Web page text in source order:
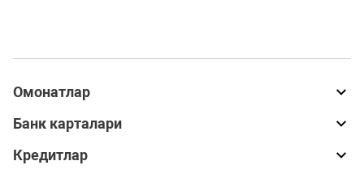
Омонатлар
Банк карталари
Кредитлар